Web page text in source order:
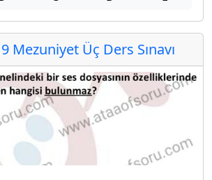
Mezuniyet Üç Ders Sınavı